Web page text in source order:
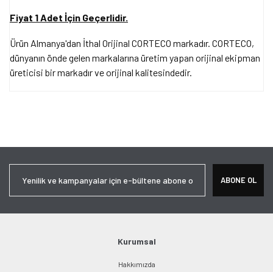
Fiyat 1 Adet İçin Geçerlidir.
Ürün Almanya'dan İthal Orijinal CORTECO markadır. CORTECO,
dünyanın önde gelen markalarına üretim yapan orijinal ekipman
üreticisi bir markadır ve orijinal kalitesindedir.
Ürün açıklamasında eksik bilgiler bulunuyor.
Bu ürüne benzer farklı alternatifler olmalı.
ABONE OL
Kurumsal
Hakkımızda